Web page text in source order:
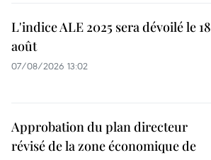
L'indice ALE 2025 sera dévoilé le 18
août
07/08/2026 13:02
Approbation du plan directeur
révisé de la zone économique de